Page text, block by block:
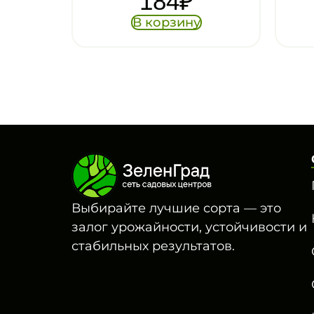
В корзину
Выбирайте лучшие сорта — это
залог урожайности, устойчивости и
стабильных результатов.